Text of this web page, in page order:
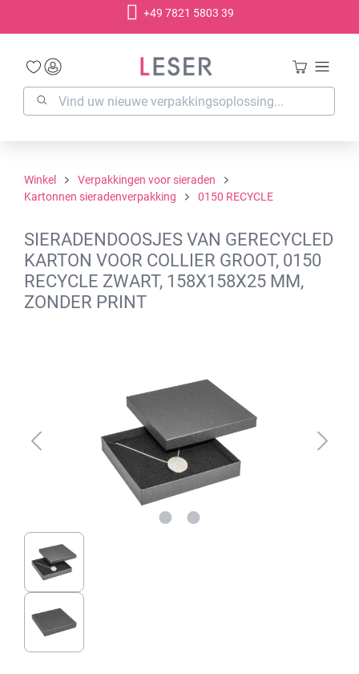
+49 7821 5803 39
Winkel
Verpakkingen voor sieraden
Kartonnen sieradenverpakking
0150 RECYCLE
SIERADENDOOSJES VAN GERECYCLED
KARTON VOOR COLLIER GROOT, 0150
RECYCLE ZWART, 158X158X25 MM,
ZONDER PRINT